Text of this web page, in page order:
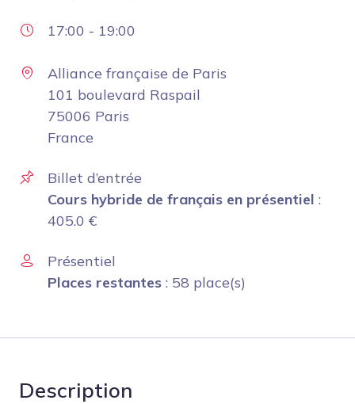
17:00 - 19:00
Alliance française de Paris
101 boulevard Raspail
75006 Paris
France
Billet d’entrée
Cours hybride de français en présentiel :
405.0 €
Présentiel
Places restantes : 58 place(s)
Description